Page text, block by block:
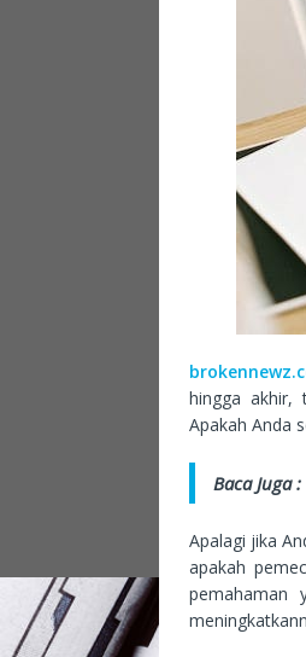
hingga akhir,
Apakah Anda
Baca Juga :
Apalagi jika
apakah
pemahaman